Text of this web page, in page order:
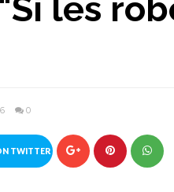
les
0
TWITTER